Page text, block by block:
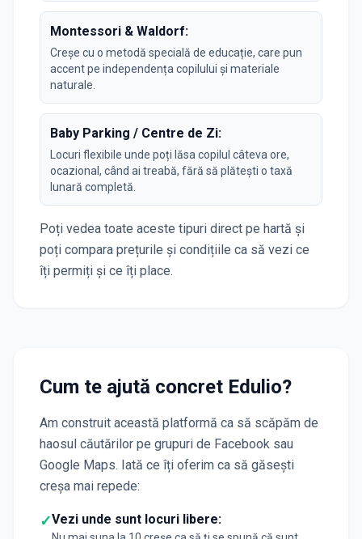
Montessori & Waldorf:
Creșe cu o metodă specială de educație, care pun
accent pe independența copilului și materiale
naturale.
Baby Parking / Centre de Zi:
Locuri flexibile unde poți lăsa copilul câteva ore,
ocazional, când ai treabă, fără să plătești o taxă
lunară completă.
Poți vedea toate aceste tipuri direct pe hartă și
poți compara prețurile și condițiile ca să vezi ce
îți permiți și ce îți place.
Cum te ajută concret Edulio?
Am construit această platformă ca să scăpăm de
haosul căutărilor pe grupuri de Facebook sau
Google Maps. Iată ce îți oferim ca să găsești
creșa mai repede:
✓Vezi unde sunt locuri libere: